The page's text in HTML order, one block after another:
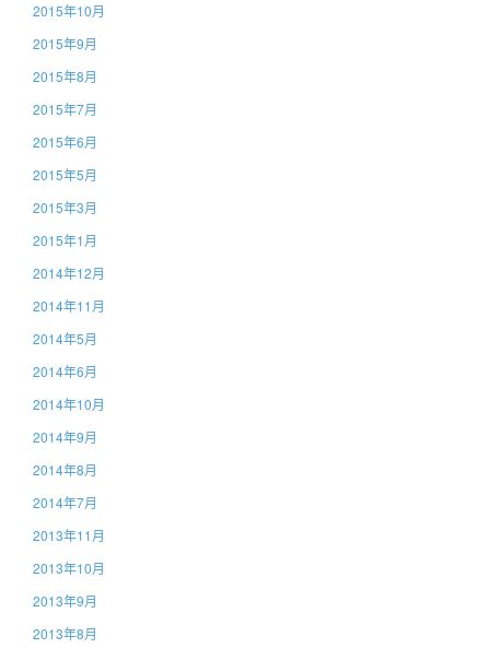
2015年10月
2015年9月
2015年8月
2015年7月
2015年6月
2015年5月
2015年3月
2015年1月
2014年12月
2014年11月
2014年5月
2014年6月
2014年10月
2014年9月
2014年8月
2014年7月
2013年11月
2013年10月
2013年9月
2013年8月